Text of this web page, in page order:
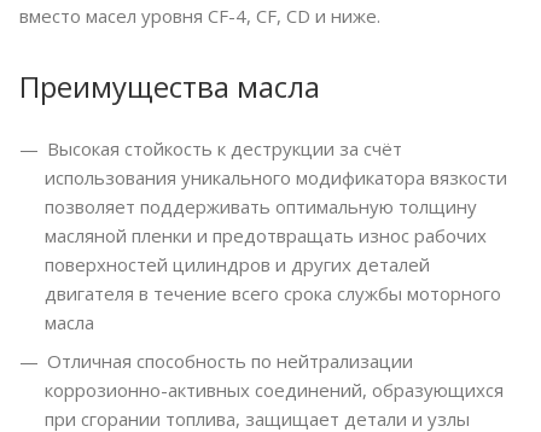
вместо масел уровня CF-4, CF, CD и ниже.
Преимущества масла
Высокая стойкость к деструкции за счёт
использования уникального модификатора вязкости
позволяет поддерживать оптимальную толщину
масляной пленки и предотвращать износ рабочих
поверхностей цилиндров и других деталей
двигателя в течение всего срока службы моторного
масла
Отличная способность по нейтрализации
коррозионно-активных соединений, образующихся
при сгорании топлива, защищает детали и узлы